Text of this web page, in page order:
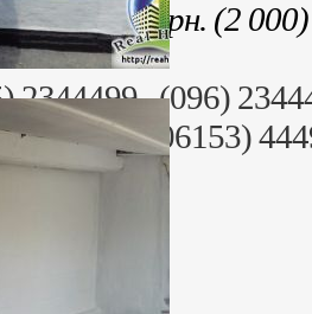
44 000 грн. (2
2344499, (096)
+38 (06153)